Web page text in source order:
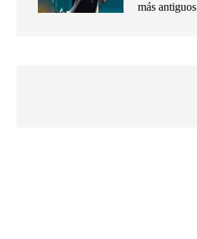
más antiguos